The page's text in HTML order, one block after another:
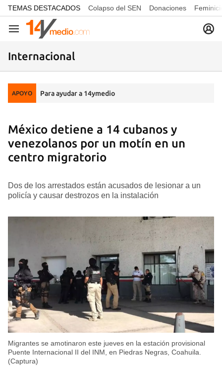
common.go-to-content
TEMAS DESTACADOS Colapso del SEN Donaciones
Navegación
Internacional
APOYO Para ayudar a 14ymedio
México detiene a 14 cubanos y
venezolanos por un motín en un
centro migratorio
Dos de los arrestados están acusados de lesionar a un
policía y causar destrozos en la instalación
Migrantes se amotinaron este jueves en la estación provisional
Puente Internacional II del INM, en Piedras Negras, Coahuila.
(Captura)